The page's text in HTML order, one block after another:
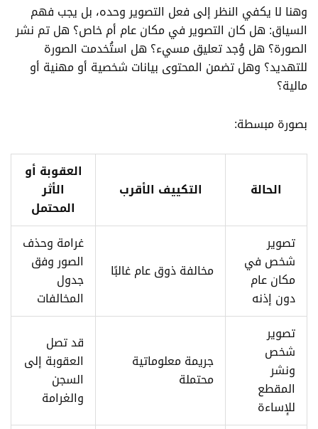
وهنا لا يكفي النظر إلى فعل التصوير وحده، بل يجب فهم
السياق: هل كان التصوير في مكان عام أم خاص؟ هل تم نشر
الصورة؟ هل وُجد تعليق مسيء؟ هل استُخدمت الصورة
للتهديد؟ وهل تضمن المحتوى بيانات شخصية أو مهنية أو
مالية؟
بصورة مبسطة:
الحالة التكييف الأقرب
العقوبة أو
الأثر
المحتمل
تصوير
شخص في
مكان عام
دون إذنه
مخالفة ذوق عام غالبًا
غرامة وحذف
الصور وفق
جدول
المخالفات
تصوير
شخص
ونشر
المقطع
للإساءة
جريمة معلوماتية
محتملة
قد تصل
العقوبة إلى
السجن
والغرامة